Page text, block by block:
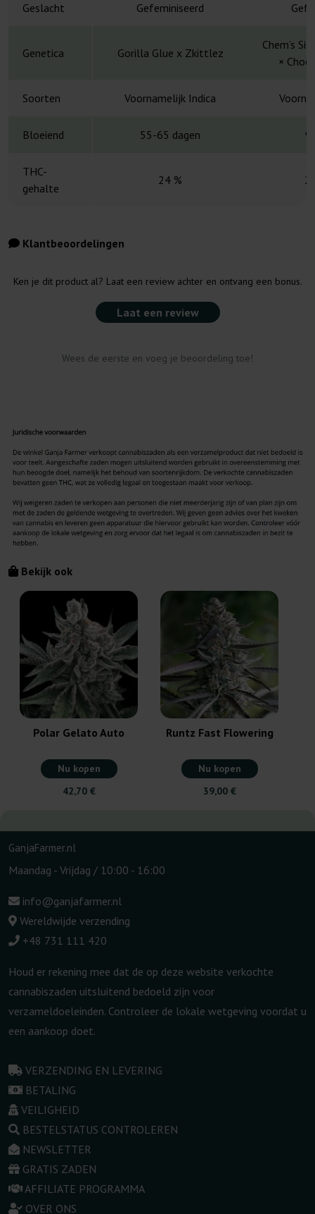
Geslacht Gefeminiseerd
Genetica Gorilla Glue x Zkittlez
Chem’s
×
Soorten Voornamelijk Indica
Bloeiend 55-65 dagen 9
THC-
gehalte
24 %
Klantbeoordelingen
Ken je dit product al? Laat een review achter en ontvang een bonus.
Laat een review
Wees de eerste en voeg je beoordeling toe!
Bekijk ook
Polar Gelato Auto
Nu kopen
42,70 €
Runtz Fast Flowering
Nu kopen
39,00 €
GanjaFarmer.nl
Maandag - Vrijdag / 10:00 - 16:00
info@ganjafarmer.nl
Wereldwijde verzending
+48 731 111 420
Houd er rekening mee dat de op deze website verkochte
cannabiszaden uitsluitend bedoeld zijn voor
verzameldoeleinden. Controleer de lokale wetgeving voordat u
een aankoop doet.
VERZENDING EN LEVERING
BETALING
VEILIGHEID
BESTELSTATUS CONTROLEREN
NEWSLETTER
GRATIS ZADEN
AFFILIATE PROGRAMMA
OVER ONS